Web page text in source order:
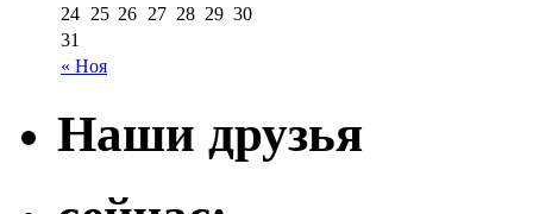
« Ноя
24 25 26 27 28 29 30
31
Наши друзья